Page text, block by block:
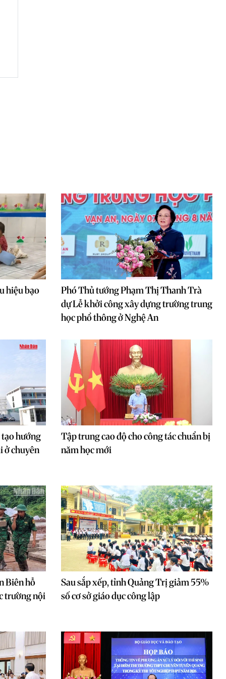
hiệu bạo
Phó Thủ tướng Phạm Thị Thanh Trà
dự Lễ khởi công xây dựng trường trung
học phổ thông ở Nghệ An
hướng
ở chuyên
Tập trung cao độ cho công tác chuẩn bị
năm học mới
Biên hỗ
trường nội
Sau sắp xếp, tỉnh Quảng Trị giảm 55%
số cơ sở giáo dục công lập